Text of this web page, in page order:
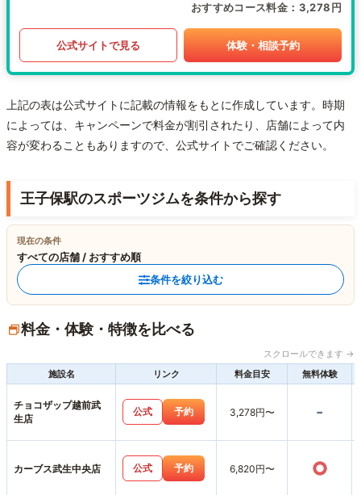
おすすめコース料金 3,278円
公式サイトで見る 体験・相談予約
上記の表は公式サイトに記載の情報をもとに作成しています。時期
によっては、キャンペーンで料金が割引されたり、店舗によって内
容が変わることもありますので、公式サイトでご確認ください。
王子保駅のスポーツジムを条件から探す
現在の条件
すべての店舗 / おすすめ順
条件を絞り込む
料金・体験・特徴を比べる
スクロールできます →
施設名
リンク 料金目安 無料体験
チョコザップ越前武
生店
公式 予約 3,278円〜 -
カーブス武生中央店 公式 予約 6,820円〜 ○